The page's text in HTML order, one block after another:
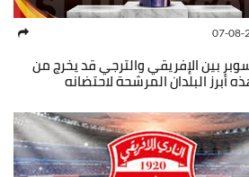
07-08-
بين الإفريقي والترجي قد يخرج من
أبرز البلدان المرشحة لاحتضانه